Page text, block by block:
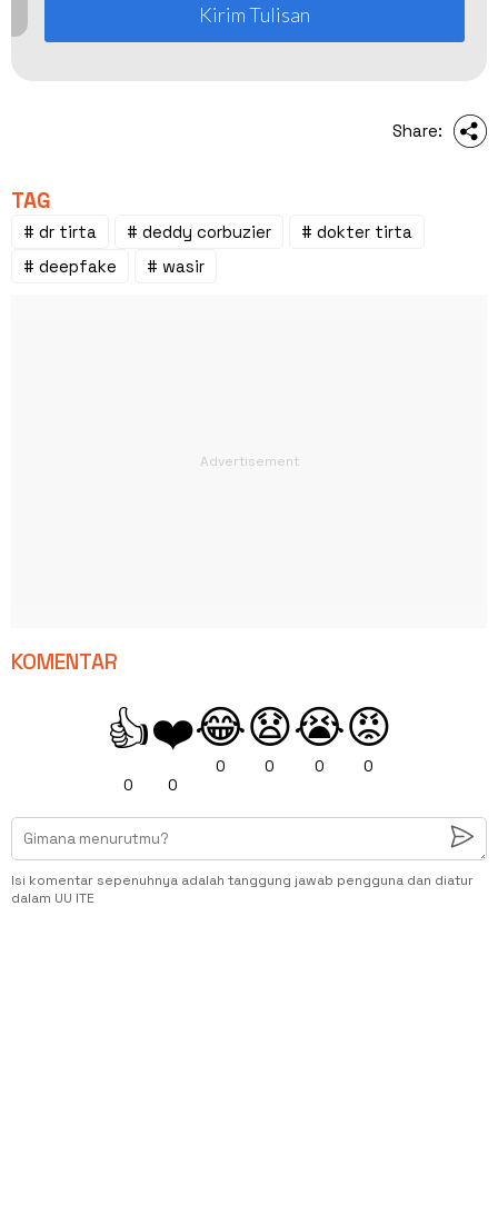
Kirim Tulisan
Share:
TAG
# dr tirta # deddy corbuzier
# dokter tirta
# deepfake
# wasir
KOMENTAR
👍
0
❤️
0
😂
0
😧
0
😭
0
😡
0
Isi komentar sepenuhnya adalah tanggung jawab pengguna dan diatur
dalam UU ITE